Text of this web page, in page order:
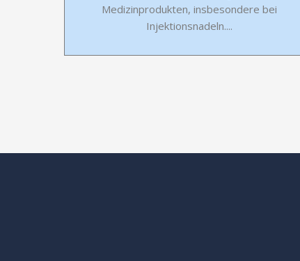
Medizinprodukten, insbesondere bei
Injektionsnadeln....